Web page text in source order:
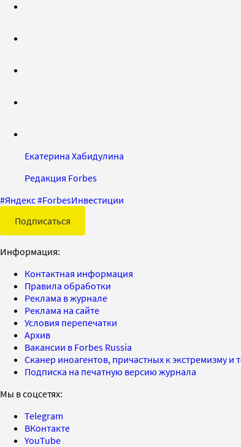
Екатерина Хабидулина
Редакция Forbes
#Яндекс#ForbesИнвестиции
Подписаться
Информация:
Контактная информация
Правила обработки
Реклама в журнале
Реклама на сайте
Условия перепечатки
Архив
Вакансии в Forbes Russia
Сканер иноагентов, причастных к экстремизму
Подписка на печатную версию журнала
Мы в соцсетях:
Telegram
ВКонтакте
YouTube